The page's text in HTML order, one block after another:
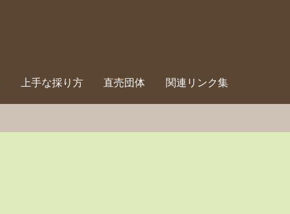
上手な採り方 直売団体 関連リンク集